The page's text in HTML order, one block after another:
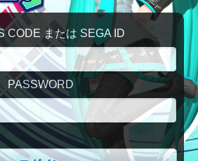
CODE または SEGA ID
PASSWORD